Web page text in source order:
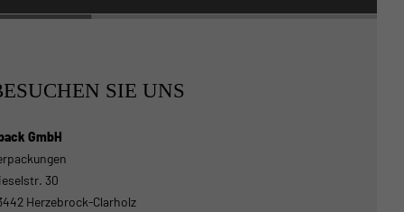
SIE UNS
GmbH
30
Herzebrock-Clarholz